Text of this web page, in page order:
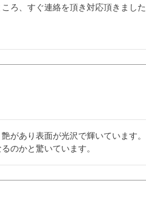
ろ、すぐ連絡を頂き対応頂きました
があり表面が光沢で輝いています
のかと驚いています。